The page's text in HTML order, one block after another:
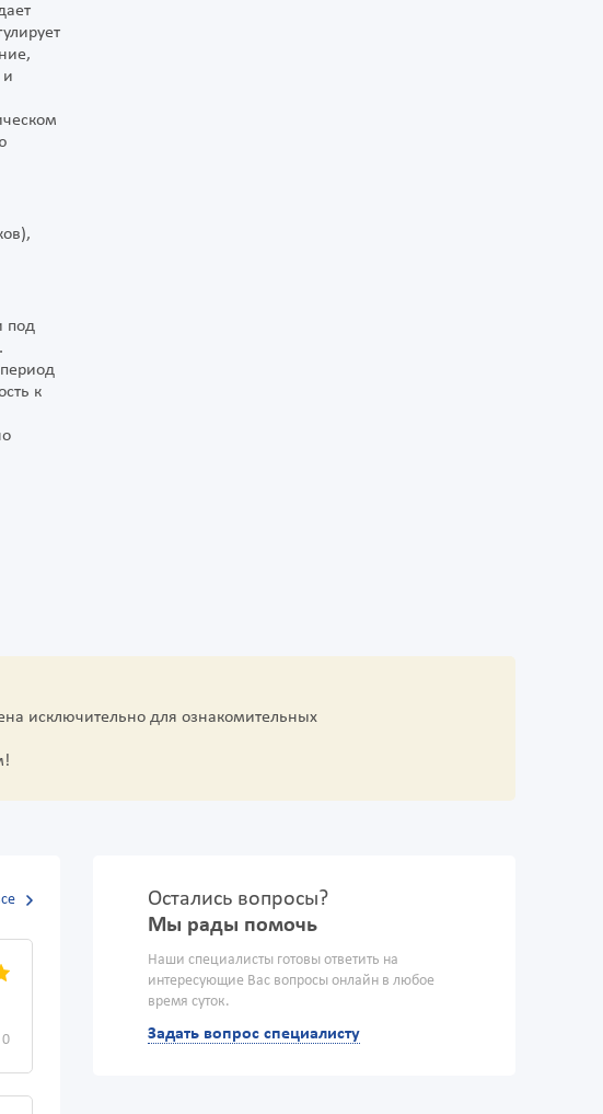
и
под
к
исключительно для ознакомительных
0
Остались вопросы?
Мы рады помочь
Наши специалисты готовы ответить на
интересующие Вас вопросы онлайн в любое
время суток.
Задать вопрос специалисту